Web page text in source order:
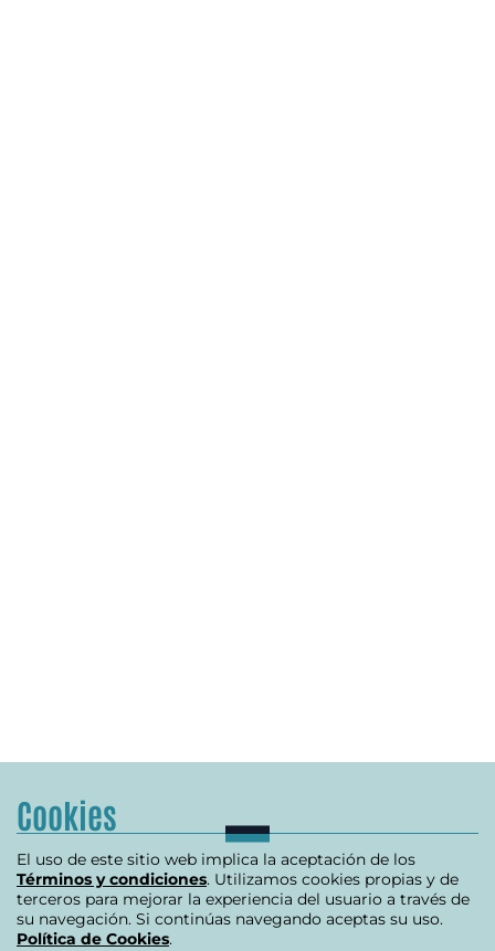
Cookies
El uso de este sitio web implica la aceptación de los
Términos y condiciones. Utilizamos cookies propias y de
terceros para mejorar la experiencia del usuario a través de
su navegación. Si continúas navegando aceptas su uso.
Política de Cookies.